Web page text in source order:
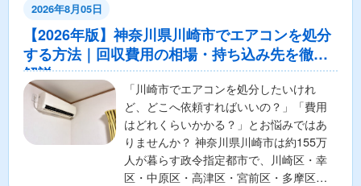
2026年8月05日
【2026年版】神奈川県川崎市でエアコンを処分
する方法｜回収費用の相場・持ち込み先を徹底
解説
「川崎市でエアコンを処分したいけれ
ど、どこへ依頼すればいいの？」「費用
はどれくらいかかる？」とお悩みではあ
りませんか？ 神奈川県川崎市は約155万
人が暮らす政令指定都市で、川崎区・幸
区・中原区・高津区・宮前区・多摩区・